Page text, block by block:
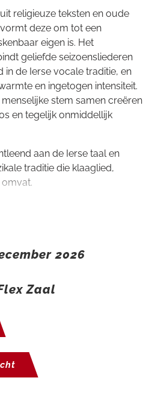
religieuze teksten en oude
deze om tot een
eigen is. Het
geliefde seizoensliederen
de Ierse vocale traditie, en
en ingetogen intensiteit.
stem samen creëren
en tegelijk onmiddellijk
aan de Ierse taal en
traditie die klaaglied,
2026
Zaal